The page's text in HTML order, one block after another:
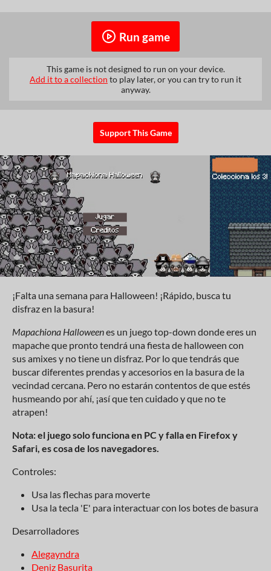
Run game
This game is not designed to run on your device.
Add it to a collection to play later, or you can try to run it
anyway.
Support This Game
¡Falta una semana para Halloween! ¡Rápido, busca tu
disfraz en la basura!
Mapachiona Halloweenes un juego top-down donde eres un
mapache que pronto tendrá una fiesta de halloween con
sus amixes y no tiene un disfraz. Por lo que tendrás que
buscar diferentes prendas y accesorios en la basura de la
vecindad cercana. Pero no estarán contentos de que estés
husmeando por ahí, ¡así que ten cuidado y que no te
atrapen!
Nota: el juego solo funciona en PC y falla en Firefox y
Safari, es cosa de los navegadores.
Controles:
Usa las flechas para moverte
Usa la tecla 'E' para interactuar con los botes de basura
Desarrolladores
Alegayndra
Deniz Basurita